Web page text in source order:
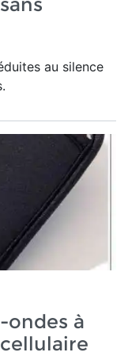
au silence
ondes à